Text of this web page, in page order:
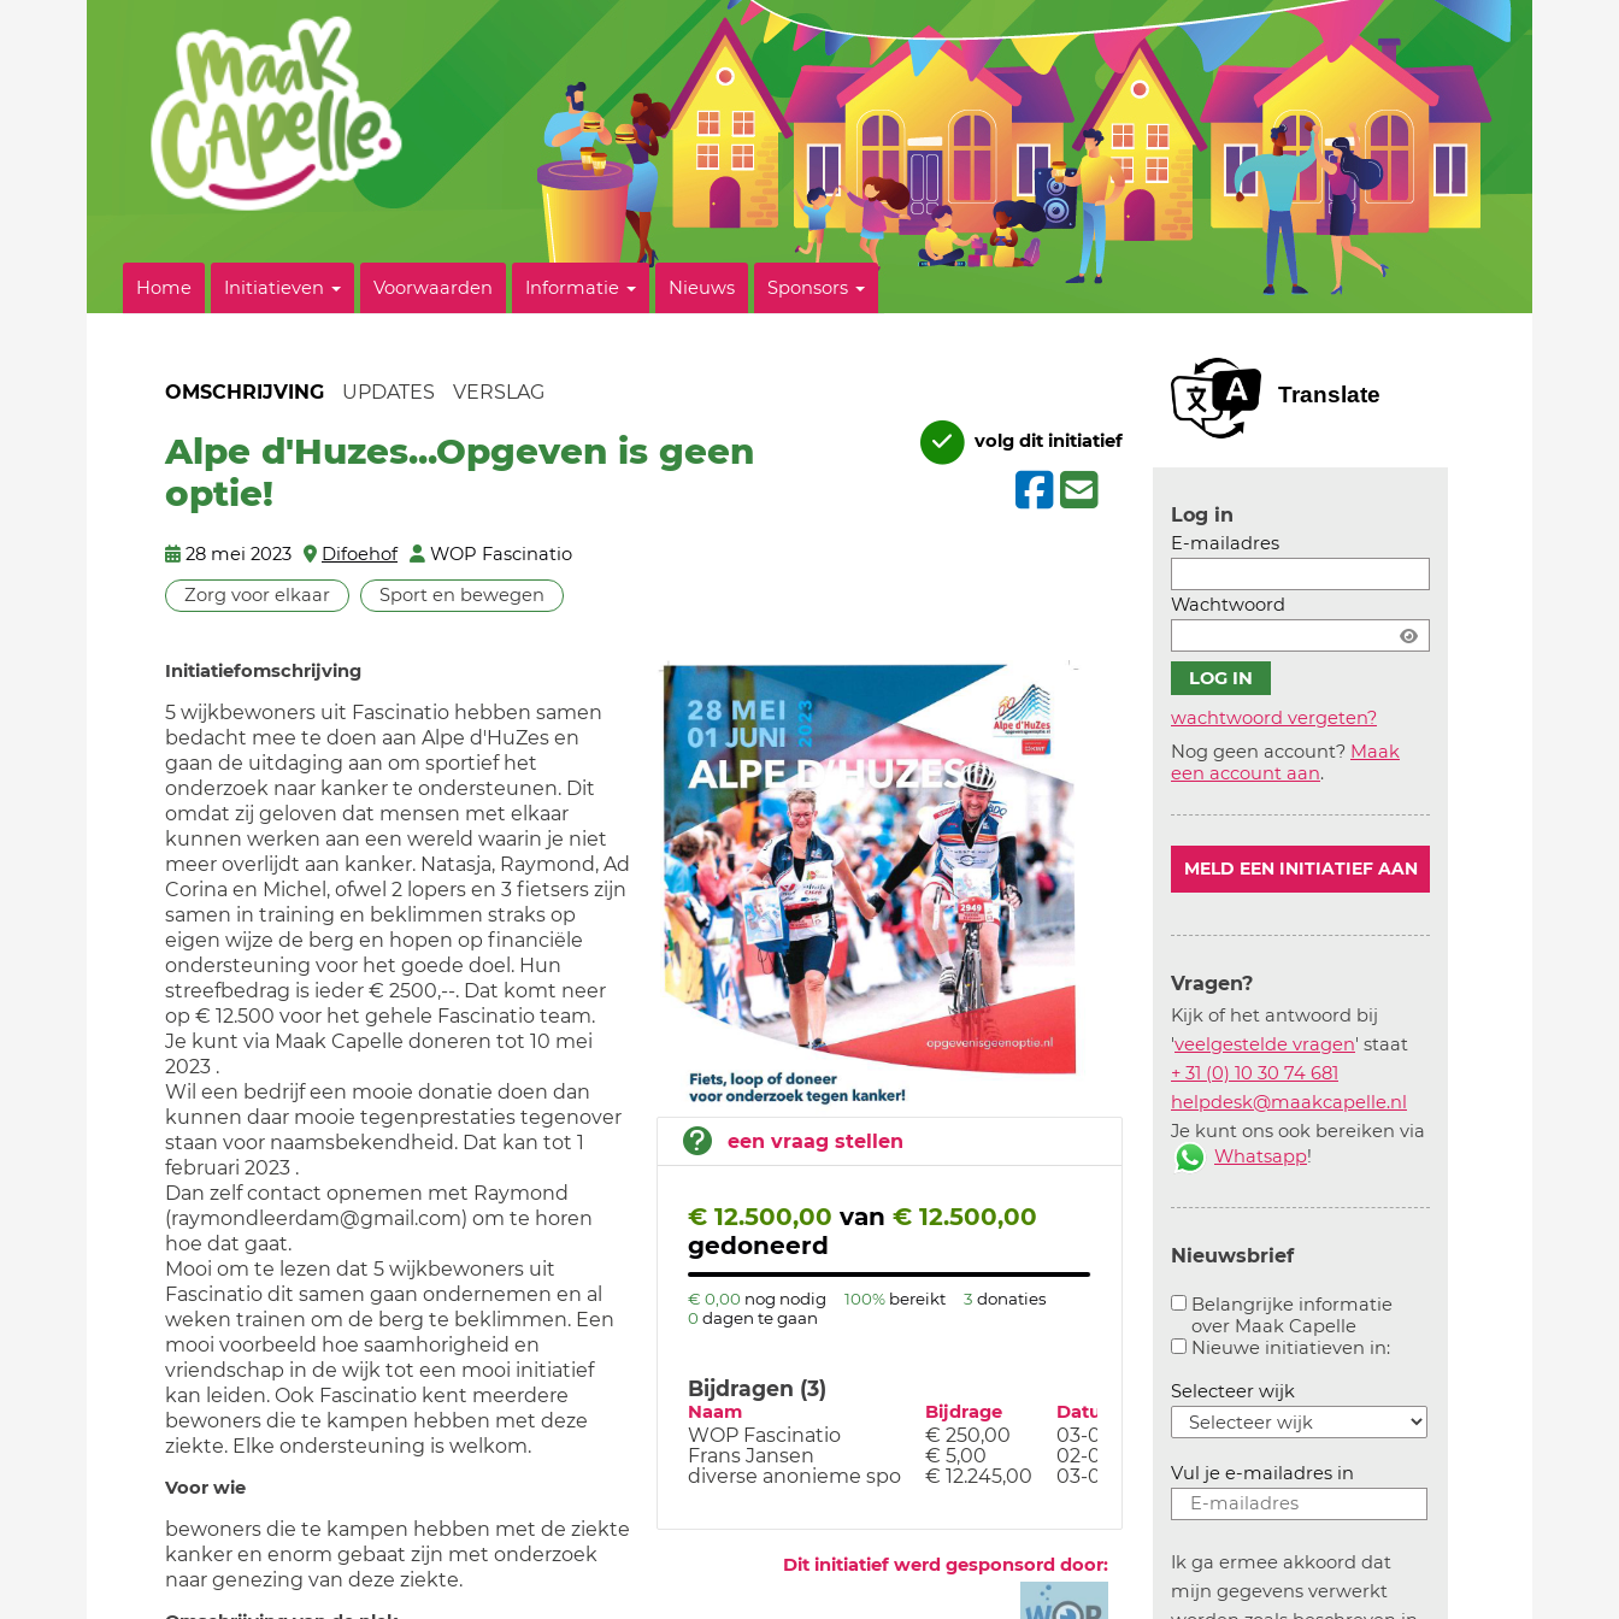
Home Initiatieven Voorwaarden Informatie Nieuws Sponsors
OMSCHRIJVING UPDATES VERSLAG
Alpe d'Huzes...Opgeven is geen
optie!
28 mei 2023 Difoehof
WOP Fascinatio
Zorg voor elkaar
Sport en bewegen
volg dit initiatief
een vraag stellen
€ 12.500,00 van € 12.500,00
gedoneerd
€ 0,00 nog nodig 100% bereikt 3 donaties
0 dagen te gaan
Bijdragen (3)
Naam Bijdrage Datum
WOP Fascinatio € 250,00
03-05-23
Frans Jansen
€ 5,00
02-02-23
diverse anonieme spo
€ 12.245,00 03-01-23
Dit initiatief werd gesponsord door:
Initiatiefomschrijving
5 wijkbewoners uit Fascinatio hebben samen
bedacht mee te doen aan Alpe d'HuZes en
gaan de uitdaging aan om sportief het
onderzoek naar kanker te ondersteunen. Dit
omdat zij geloven dat mensen met elkaar
kunnen werken aan een wereld waarin je niet
meer overlijdt aan kanker. Natasja, Raymond, Ad
Corina en Michel, ofwel 2 lopers en 3 fietsers zijn
samen in training en beklimmen straks op
eigen wijze de berg en hopen op financiële
ondersteuning voor het goede doel. Hun
streefbedrag is ieder € 2500,--. Dat komt neer
op € 12.500 voor het gehele Fascinatio team.
Je kunt via Maak Capelle doneren tot 10 mei
2023 .
Wil een bedrijf een mooie donatie doen dan
kunnen daar mooie tegenprestaties tegenover
staan voor naamsbekendheid. Dat kan tot 1
februari 2023 .
Dan zelf contact opnemen met Raymond
(raymondleerdam@gmail.com) om te horen
hoe dat gaat.
Mooi om te lezen dat 5 wijkbewoners uit
Fascinatio dit samen gaan ondernemen en al
weken trainen om de berg te beklimmen. Een
mooi voorbeeld hoe saamhorigheid en
vriendschap in de wijk tot een mooi initiatief
kan leiden. Ook Fascinatio kent meerdere
bewoners die te kampen hebben met deze
ziekte. Elke ondersteuning is welkom.
Voor wie
bewoners die te kampen hebben met de ziekte
kanker en enorm gebaat zijn met onderzoek
naar genezing van deze ziekte.
Translate
Log in
E-mailadres
Wachtwoord
wachtwoord vergeten?
Nog geen account? Maak
een account aan.
MELD EEN INITIATIEF AAN
Vragen?
Kijk of het antwoord bij
'veelgestelde vragen' staat
+ 31 (0) 10 30 74 681
helpdesk@maakcapelle.nl
Je kunt ons ook bereiken via
Whatsapp!
Nieuwsbrief
Belangrijke informatie
over Maak Capelle
Aanvinken om belangrijke informatie over
Nieuwe initiatieven in:Aanvinken om
Selecteer wijk
Vul je e-mailadres in
Ik ga ermee akkoord dat
mijn gegevens verwerkt